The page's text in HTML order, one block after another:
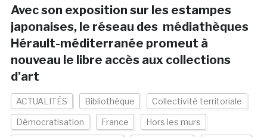
Avec son exposition sur les estampes
japonaises, le réseau des médiathèques
Hérault-méditerranée promeut à
nouveau le libre accès aux collections
d’art
ACTUALITÉS Bibliothèque Collectivité territoriale
Démocratisation France Hors les murs